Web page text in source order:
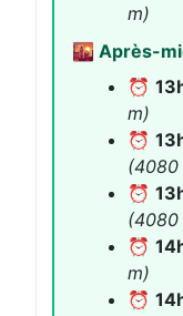
m)
🌇 Après-
⏰
m)
⏰
(4080
⏰
(4080
⏰
m)
⏰